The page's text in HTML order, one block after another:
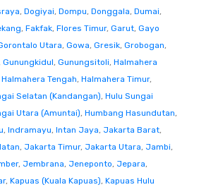
, Dogiyai, Dompu, Donggala, Dumai,
, Fakfak, Flores Timur, Garut, Gayo
Utara, Gowa, Gresik, Grobogan,
Gunungkidul, Gunungsitoli, Halmahera
Halmahera Tengah, Halmahera Timur,
Selatan (Kandangan), Hulu Sungai
Utara (Amuntai), Humbang Hasundutan,
, Indramayu, Intan Jaya, Jakarta Barat,
, Jakarta Timur, Jakarta Utara, Jambi,
, Jembrana, Jeneponto, Jepara,
, Kapuas (Kuala Kapuas), Kapuas Hulu